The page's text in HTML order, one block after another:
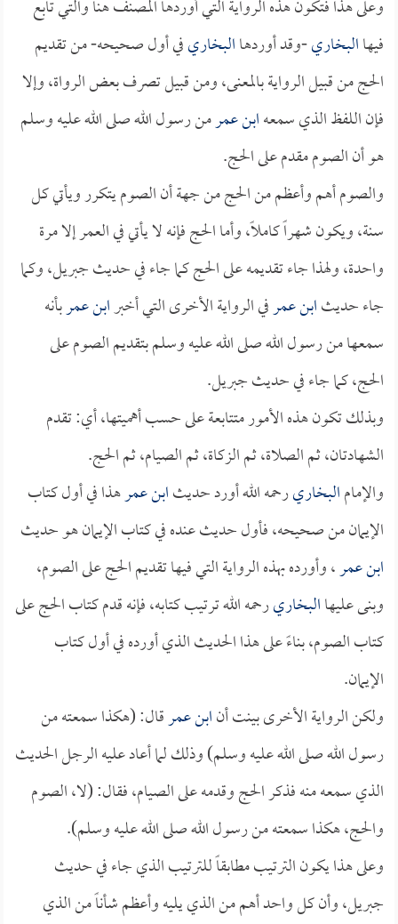
وعلى هذا فتكون هذه الرواية التي أوردها المصنف هنا والتي تابع
فيهاالبخاري-وقد أوردهاالبخاريفي أول صحيحه- من تقديم
الحج من قبيل الرواية بالمعنى، ومن قبيل تصرف بعض الرواة، وإلا
فإن اللفظ الذي سمعهابن عمرمن رسول الله صلى الله عليه وسلم
هو أن الصوم مقدم على الحج.
والصوم أهم وأعظم من الحج من جهة أن الصوم يتكرر ويأتي كل
سنة، ويكون شهراً كاملاً، وأما الحج فإنه لا يأتي في العمر إلا مرة
واحدة، ولهذا جاء تقديمه على الحج كما جاء في حديث جبريل، وكما
جاء حديثابن عمرفي الرواية الأخرى التي أخبرابن عمربأنه
سمعها من رسول الله صلى الله عليه وسلم بتقديم الصوم على
الحج، كما جاء في حديث جبريل.
وبذلك تكون هذه الأمور متتابعة على حسب أهميتها، أي: تقدم
الشهادتان، ثم الصلاة، ثم الزكاة، ثم الصيام، ثم الحج.
والإمامالبخاريرحمه الله أورد حديثابن عمرهذا في أول كتاب
الإيمان من صحيحه، فأول حديث عنده في كتاب الإيمان هو حديث
ابن عمر، وأورده بهذه الرواية التي فيها تقديم الحج على الصوم،
وبنى عليهاالبخاريرحمه الله ترتيب كتابه، فإنه قدم كتاب الحج على
كتاب الصوم، بناءً على هذا الحديث الذي أورده في أول كتاب
الإيمان.
ولكن الرواية الأخرى بينت أنابن عمرقال: (هكذا سمعته من
رسول الله صلى الله عليه وسلم) وذلك لما أعاد عليه الرجل الحديث
الذي سمعه منه فذكر الحج وقدمه على الصيام، فقال: (لا، الصوم
والحج، هكذا سمعته من رسول الله صلى الله عليه وسلم).
وعلى هذا يكون الترتيب مطابقاً للترتيب الذي جاء في حديث
جبريل، وأن كل واحد أهم من الذي يليه وأعظم شأناً من الذي